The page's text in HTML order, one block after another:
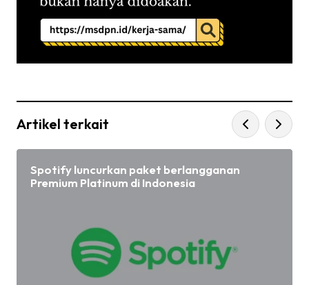
Artikel terkait
Spotify luncurkan paket berlangganan
Premium Platinum di Indonesia